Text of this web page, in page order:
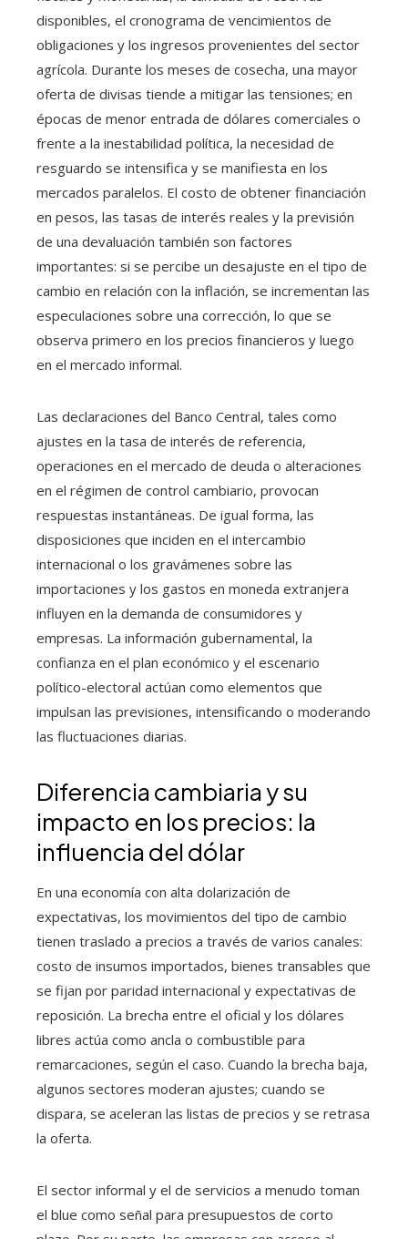
disponibles, el cronograma de vencimientos de
obligaciones y los ingresos provenientes del sector
agrícola. Durante los meses de cosecha, una mayor
oferta de divisas tiende a mitigar las tensiones; en
épocas de menor entrada de dólares comerciales o
frente a la inestabilidad política, la necesidad de
resguardo se intensifica y se manifiesta en los
mercados paralelos. El costo de obtener financiación
en pesos, las tasas de interés reales y la previsión
de una devaluación también son factores
importantes: si se percibe un desajuste en el tipo de
cambio en relación con la inflación, se incrementan las
especulaciones sobre una corrección, lo que se
observa primero en los precios financieros y luego
en el mercado informal.
Las declaraciones del Banco Central, tales como
ajustes en la tasa de interés de referencia,
operaciones en el mercado de deuda o alteraciones
en el régimen de control cambiario, provocan
respuestas instantáneas. De igual forma, las
disposiciones que inciden en el intercambio
internacional o los gravámenes sobre las
importaciones y los gastos en moneda extranjera
influyen en la demanda de consumidores y
empresas. La información gubernamental, la
confianza en el plan económico y el escenario
político-electoral actúan como elementos que
impulsan las previsiones, intensificando o moderando
las fluctuaciones diarias.
Diferencia cambiaria y su
impacto en los precios: la
influencia del dólar
En una economía con alta dolarización de
expectativas, los movimientos del tipo de cambio
tienen traslado a precios a través de varios canales:
costo de insumos importados, bienes transables que
se fijan por paridad internacional y expectativas de
reposición. La brecha entre el oficial y los dólares
libres actúa como ancla o combustible para
remarcaciones, según el caso. Cuando la brecha baja,
algunos sectores moderan ajustes; cuando se
dispara, se aceleran las listas de precios y se retrasa
la oferta.
El sector informal y el de servicios a menudo toman
el blue como señal para presupuestos de corto